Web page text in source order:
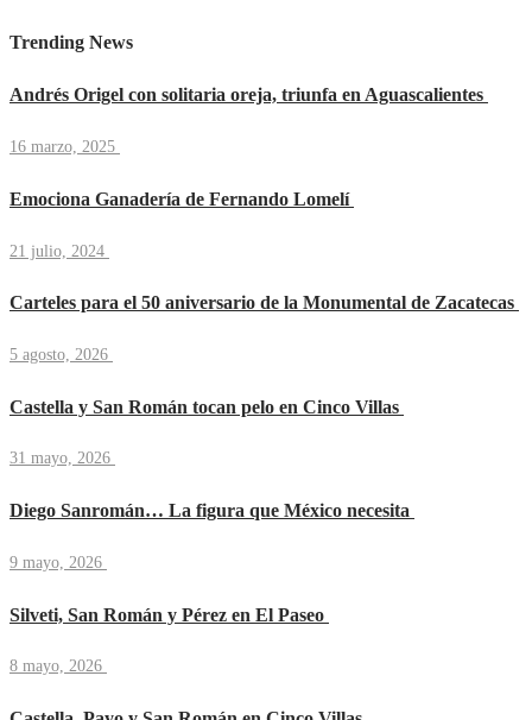
Trending News
Andrés Origel con solitaria oreja, triunfa en Aguascalientes
16 marzo, 2025
Emociona Ganadería de Fernando Lomelí
21 julio, 2024
Carteles para el 50 aniversario de la Monumental de Zacatecas
5 agosto, 2026
Castella y San Román tocan pelo en Cinco Villas
31 mayo, 2026
Diego Sanromán… La figura que México necesita
9 mayo, 2026
Silveti, San Román y Pérez en El Paseo
8 mayo, 2026